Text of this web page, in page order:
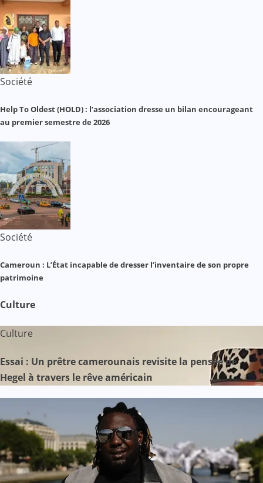
Société
Help To Oldest (HOLD) : l’association dresse un bilan encourageant
au premier semestre de 2026
Société
Cameroun : L’État incapable de dresser l’inventaire de son propre
patrimoine
Culture
Culture
Essai : Un prêtre camerounais revisite la pensée de
Hegel à travers le rêve américain